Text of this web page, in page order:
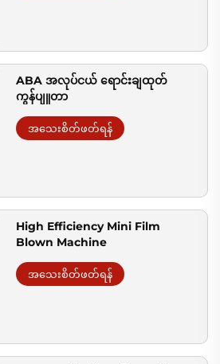
ABA အလုပ်ငယ် ရောင်းချထုတ်
ကွန်ပျူတာ
အသေးစိတ်ဖတ်ရန်
High Efficiency Mini Film
Blown Machine
အသေးစိတ်ဖတ်ရန်